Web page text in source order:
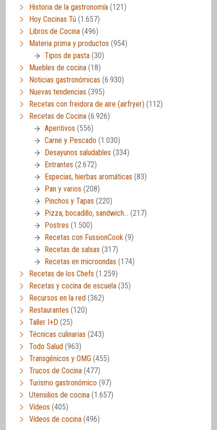
Historia de la gastronomía (121)
Hoy Cocinas Tú (1.657)
Libros de Cocina (496)
Materia prima y productos (954)
Tipos de pasta (30)
Muebles de cocina (18)
Noticias gastronómicas (6.930)
Nuevas tendencias (395)
Recetas con freidora de aire (airfryer) (112)
Recetas de Cocina (6.926)
Aperitivos (556)
Carne y Pescado (1.030)
Desayunos saludables (334)
Entrantes (2.672)
Especias, hierbas aromáticas (83)
Pan y varios (208)
Pinchos y Tapas (220)
Pizza, bocadillo, sandwich… (217)
Postres (1.500)
Recetas con FussionCook (9)
Recetas de salsas (317)
Recetas en microondas (174)
Recetas de los Chefs (1.259)
Recetas y cocina de escuela (35)
Recursos en la red (362)
Restaurantes (120)
Taller I+D (25)
Técnicas culinarias (243)
Todo Salud (963)
Transgénicos y OMG (455)
Trucos de Cocina (477)
Turismo gastronómico (97)
Utensilios de cocina (1.657)
Vídeos (405)
Vídeos de cocina (496)